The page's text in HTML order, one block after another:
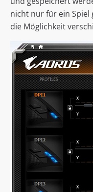
nicht nur für ein
die Möglichkeit